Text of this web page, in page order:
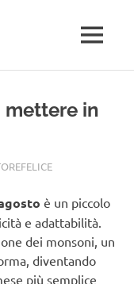
MENU
mettere in
CONSIGLI DI
è un piccolo
e adattabilità.
dei monsoni, un
diventando
più semplice